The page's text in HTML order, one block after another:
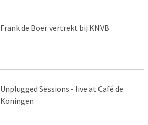
Frank de Boer vertrekt bij KNVB
Unplugged Sessions - live at Café de
Koningen